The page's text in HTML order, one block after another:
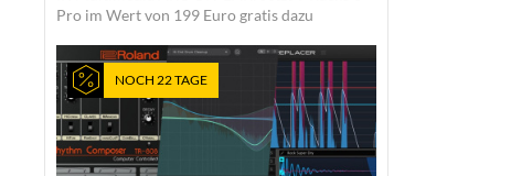
Pro im Wert von 199 Euro gratis dazu
NOCH 22 TAGE